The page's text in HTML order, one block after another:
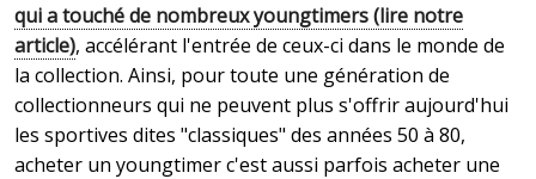
qui a touché de nombreux youngtimers (lire notre
article), accélérant l'entrée de ceux-ci dans le monde de
la collection. Ainsi, pour toute une génération de
collectionneurs qui ne peuvent plus s'offrir aujourd'hui
les sportives dites "classiques" des années 50 à 80,
acheter un youngtimer c'est aussi parfois acheter une